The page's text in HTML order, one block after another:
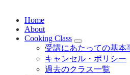
Home
About
Cooking Class
Cooking Class
受講にあたっての基本
キャンセル・ポリシー
過去のクラス一覧